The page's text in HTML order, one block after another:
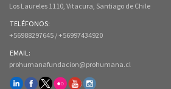
Los Laureles 1110, Vitacura, Santiago de Chile
TELÉFONOS:
+56988297645 / +56997434920
EMAIL:
prohumanafundacion@prohumana.cl